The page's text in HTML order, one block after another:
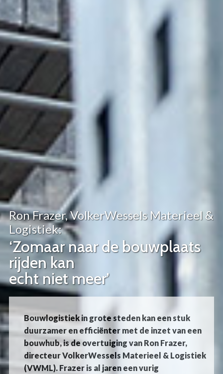
Ron Frazer, VolkerWessels Materieel &
Logistiek:
‘Zomaar naar de bouwplaats
rijden kan
echt niet meer’
Bouwlogistiek in grote steden kan een stuk
duurzamer en efficiënter met de inzet van een
bouwhub, is de overtuiging van Ron Frazer,
directeur VolkerWessels Materieel & Logistiek
(VWML). Frazer is al jaren een vurig